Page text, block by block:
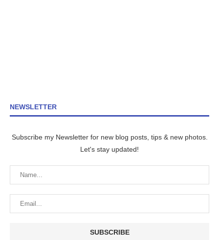
NEWSLETTER
Subscribe my Newsletter for new blog posts, tips & new photos.
Let's stay updated!